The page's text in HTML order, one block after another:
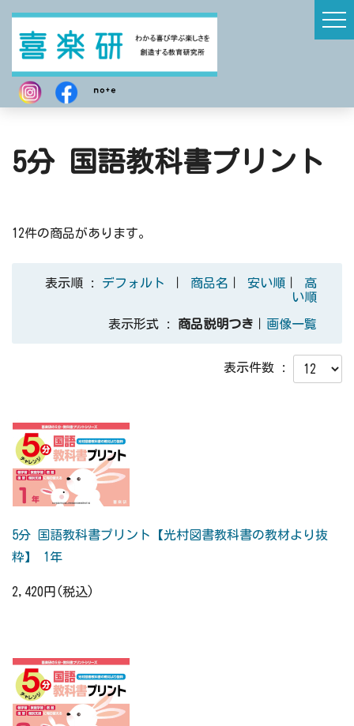
5分 国語教科書プリント
12件の商品があります。
表示順 : デフォルト 商品名 安い順
高
い順
表示形式 : 商品説明つき 画像一覧
表示件数 :
5分 国語教科書プリント【光村図書教科書の教材より抜
粋】 1年
2,420円(税込)